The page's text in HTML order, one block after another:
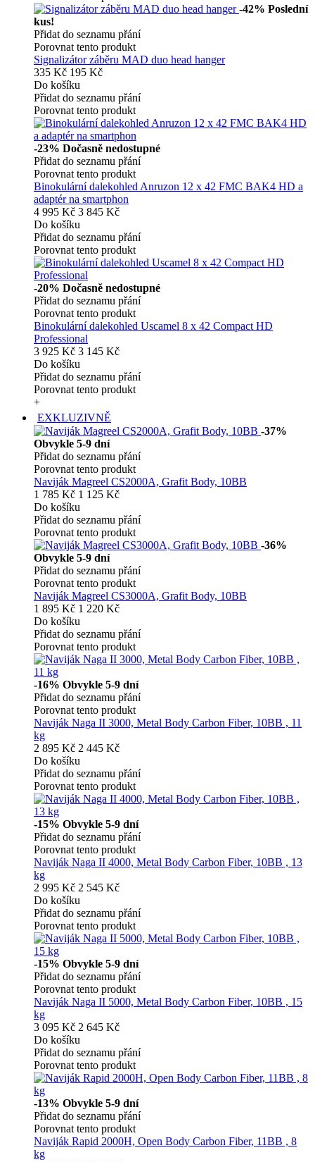
-42% Poslední
kus!
Přidat do seznamu přání
Porovnat tento produkt
Signalizátor záběru MAD duo head hanger
335 Kč 195 Kč
Do košíku
Přidat do seznamu přání
Porovnat tento produkt
-23% Dočasně nedostupné
Přidat do seznamu přání
Porovnat tento produkt
Binokulární dalekohled Anruzon 12 x 42 FMC BAK4 HD a
adaptér na smartphon
4 995 Kč 3 845 Kč
Do košíku
Přidat do seznamu přání
Porovnat tento produkt
-20% Dočasně nedostupné
Přidat do seznamu přání
Porovnat tento produkt
Binokulární dalekohled Uscamel 8 x 42 Compact HD
Professional
3 925 Kč 3 145 Kč
Do košíku
Přidat do seznamu přání
Porovnat tento produkt
+
EXKLUZIVNĚ
-37%
Obvykle 5-9 dní
Přidat do seznamu přání
Porovnat tento produkt
Naviják Magreel CS2000A, Grafit Body, 10BB
1 785 Kč 1 125 Kč
Do košíku
Přidat do seznamu přání
Porovnat tento produkt
-36%
Obvykle 5-9 dní
Přidat do seznamu přání
Porovnat tento produkt
Naviják Magreel CS3000A, Grafit Body, 10BB
1 895 Kč 1 220 Kč
Do košíku
Přidat do seznamu přání
Porovnat tento produkt
-16% Obvykle 5-9 dní
Přidat do seznamu přání
Porovnat tento produkt
Naviják Naga II 3000, Metal Body Carbon Fiber, 10BB , 11
kg
2 895 Kč 2 445 Kč
Do košíku
Přidat do seznamu přání
Porovnat tento produkt
-15% Obvykle 5-9 dní
Přidat do seznamu přání
Porovnat tento produkt
Naviják Naga II 4000, Metal Body Carbon Fiber, 10BB , 13
kg
2 995 Kč 2 545 Kč
Do košíku
Přidat do seznamu přání
Porovnat tento produkt
-15% Obvykle 5-9 dní
Přidat do seznamu přání
Porovnat tento produkt
Naviják Naga II 5000, Metal Body Carbon Fiber, 10BB , 15
kg
3 095 Kč 2 645 Kč
Do košíku
Přidat do seznamu přání
Porovnat tento produkt
-13% Obvykle 5-9 dní
Přidat do seznamu přání
Porovnat tento produkt
Naviják Rapid 2000H, Open Body Carbon Fiber, 11BB , 8
kg